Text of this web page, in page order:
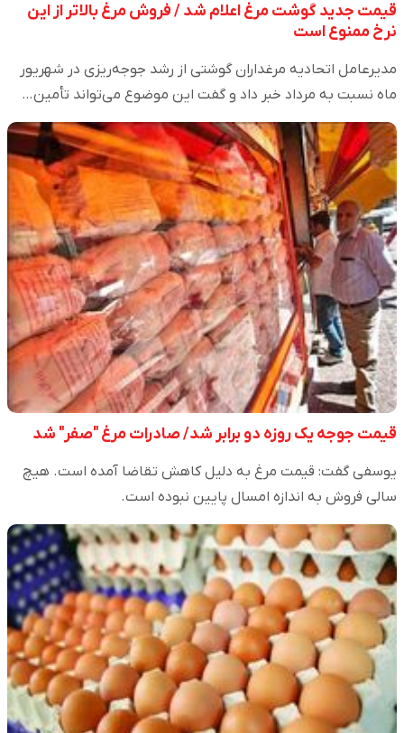
قیمت جدید گوشت مرغ اعلام شد / فروش مرغ بالاتر از این
نرخ ممنوع است
مدیرعامل اتحادیه مرغداران گوشتی از رشد جوجه‌ریزی در شهریور
ماه نسبت به مرداد خبر داد و گفت این موضوع می‌تواند تأمین…
قیمت جوجه یک روزه دو برابر شد/ صادرات مرغ "صفر" شد
یوسفی گفت: قیمت مرغ به دلیل کاهش تقاضا آمده است. هیچ
سالی فروش به اندازه امسال پایین نبوده است.